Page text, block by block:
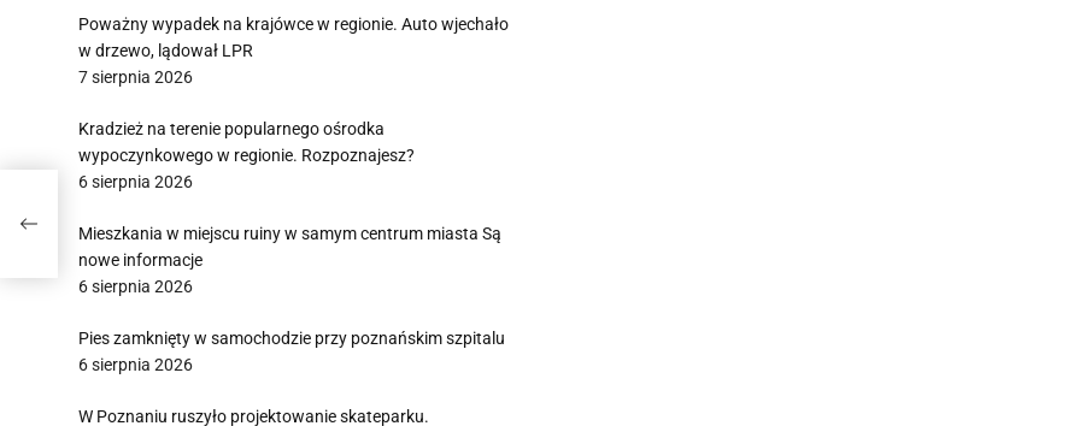
Poważny wypadek na krajówce w regionie. Auto wjechało
w drzewo, lądował LPR
7 sierpnia 2026
Kradzież na terenie popularnego ośrodka
wypoczynkowego w regionie. Rozpoznajesz?
6 sierpnia 2026
Mieszkania w miejscu ruiny w samym centrum miasta Są
nowe informacje
6 sierpnia 2026
Pies zamknięty w samochodzie przy poznańskim szpitalu
6 sierpnia 2026
W Poznaniu ruszyło projektowanie skateparku.